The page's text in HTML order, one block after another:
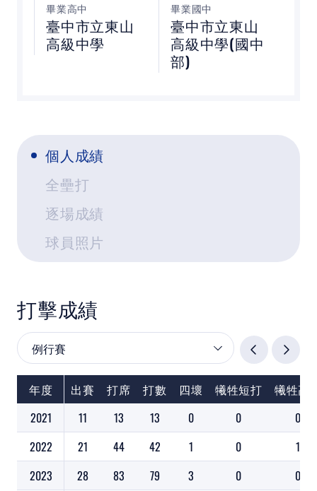
LINK
教育部體育署
世界棒壘球總會
WBSC認證球棒清單
亞洲壘球總會
畢業高中
臺中市立東山
高級中學
畢業國中
臺中市立東山
高級中學(國中
部)
個人成績
全壘打
逐場成績
球員照片
打擊成績
年度 出賽 打席 打數 四壞 犧牲短打
犧牲高
2021
11 13 13 0 0
0
2022
21 44 42 1 0
1
2023
28 83 79 3 0
0